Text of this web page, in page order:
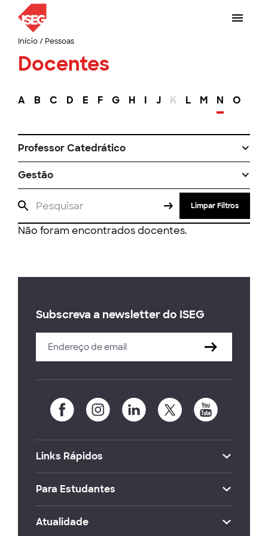
Início/ Pessoas
Docentes
A B C D E F G H I J K L M N O
Professor Catedrático
Gestão
Limpar Filtros
Não foram encontrados docentes.
Subscreva a newsletter do ISEG
Links Rápidos
Para Estudantes
Atualidade